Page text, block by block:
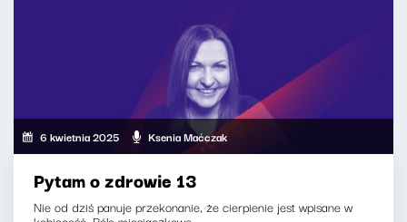
6 kwietnia 2025 Ksenia Maćczak
Pytam o zdrowie 13
Nie od dziś panuje przekonanie, że cierpienie jest wpisane w